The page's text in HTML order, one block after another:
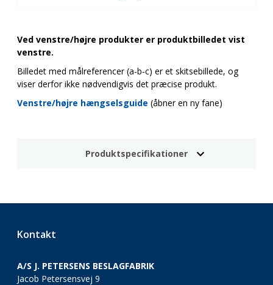
Ved venstre/højre produkter er produktbilledet vist
venstre.
Billedet med målreferencer (a-b-c) er et skitsebillede, og
viser derfor ikke nødvendigvis det præcise produkt.
Venstre/højre hængselsguide (åbner en ny fane)
Produktspecifikationer
Kontakt
A/S J. PETERSENS BESLAGFABRIK
Jacob Petersensvej 9